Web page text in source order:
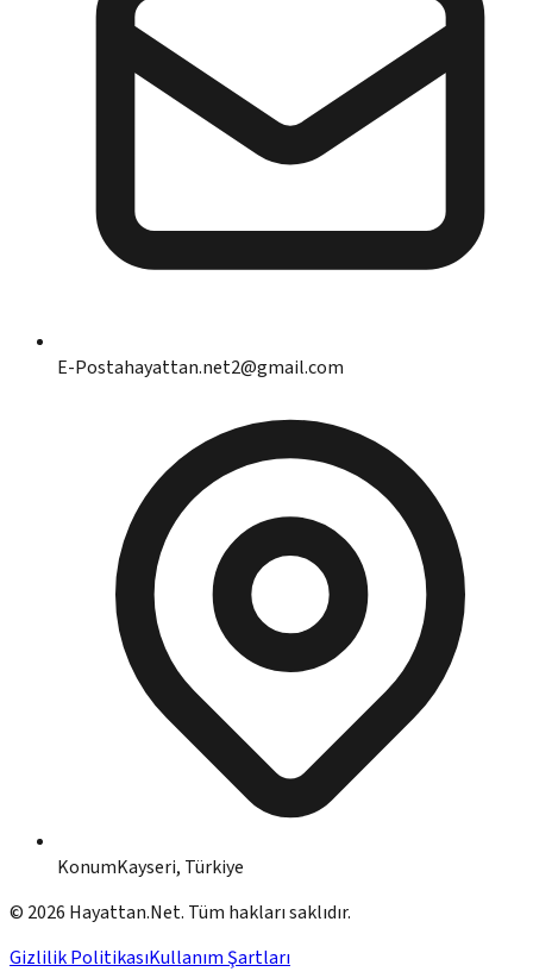
E-Postahayattan.net2@gmail.com
KonumKayseri, Türkiye
© 2026 Hayattan.Net. Tüm hakları saklıdır.
Gizlilik PolitikasıKullanım Şartları